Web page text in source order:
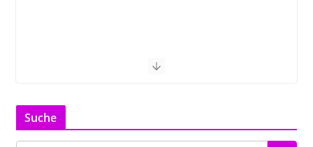
Suche